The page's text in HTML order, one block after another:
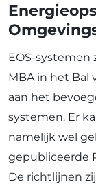
EOS-
MBA in het Bal
aan het
systemen. Er
namelijk wel
gepubliceerde
De richtlijnen